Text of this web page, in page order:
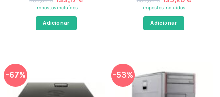
preço
era:
599,00 €.
impostos incluídos
Adicionar
preço
era:
899,00 €.
impostos incluídos
Adicionar
-67% -53%